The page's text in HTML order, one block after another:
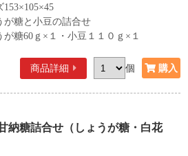
153×105×45
が糖と小豆の詰合せ
が糖60ｇ×１・小豆１１０ｇ×１
商品詳細 個
納糖詰合せ（しょうが糖・白花